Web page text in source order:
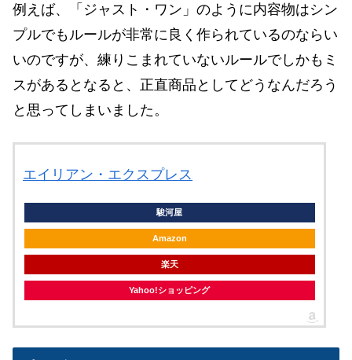
例えば、「ジャスト・ワン」のように内容物はシン
プルでもルールが非常に良く作られているのならい
いのですが、練りこまれていないルールでしかもミ
スがあるとなると、正直商品としてどうなんだろう
と思ってしまいました。
エイリアン・エクスプレス
駿河屋
Amazon
楽天
Yahoo!ショッピング